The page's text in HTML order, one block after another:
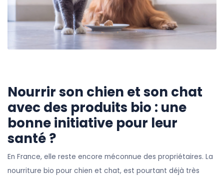
Nourrir son chien et son chat
avec des produits bio : une
bonne initiative pour leur
santé ?
En France, elle reste encore méconnue des propriétaires. La
nourriture bio pour chien et chat, est pourtant déjà très